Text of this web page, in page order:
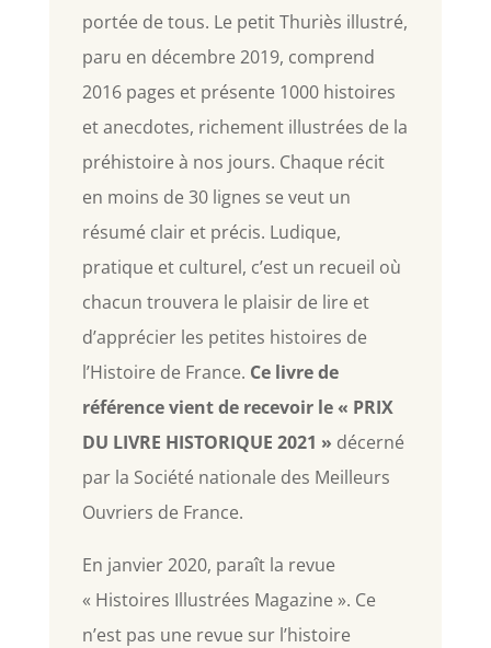
portée de tous. Le petit Thuriès illustré,
paru en décembre 2019, comprend
2016 pages et présente 1000 histoires
et anecdotes, richement illustrées de la
préhistoire à nos jours. Chaque récit
en moins de 30 lignes se veut un
résumé clair et précis. Ludique,
pratique et culturel, c’est un recueil où
chacun trouvera le plaisir de lire et
d’apprécier les petites histoires de
l’Histoire de France. Ce livre de
référence vient de recevoir le « PRIX
DU LIVRE HISTORIQUE 2021 » décerné
par la Société nationale des Meilleurs
Ouvriers de France.
En janvier 2020, paraît la revue
« Histoires Illustrées Magazine ». Ce
n’est pas une revue sur l’histoire